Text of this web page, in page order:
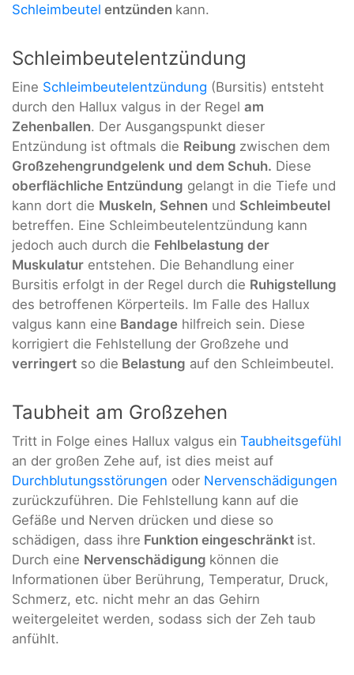
Schleimbeutel entzünden kann.
Schleimbeutelentzündung
Eine Schleimbeutelentzündung (Bursitis) entsteht
durch den Hallux valgus in der Regel am
Zehenballen. Der Ausgangspunkt dieser
Entzündung ist oftmals die Reibung zwischen dem
Großzehengrundgelenk und dem Schuh. Diese
oberflächliche Entzündung gelangt in die Tiefe und
kann dort die Muskeln, Sehnen und Schleimbeutel
betreffen. Eine Schleimbeutelentzündung kann
jedoch auch durch die Fehlbelastung der
Muskulatur entstehen. Die Behandlung einer
Bursitis erfolgt in der Regel durch die Ruhigstellung
des betroffenen Körperteils. Im Falle des Hallux
valgus kann eine Bandage hilfreich sein. Diese
korrigiert die Fehlstellung der Großzehe und
verringert so die Belastung auf den Schleimbeutel.
Taubheit am Großzehen
Tritt in Folge eines Hallux valgus ein Taubheitsgefühl
an der großen Zehe auf, ist dies meist auf
Durchblutungsstörungen oder Nervenschädigungen
zurückzuführen. Die Fehlstellung kann auf die
Gefäße und Nerven drücken und diese so
schädigen, dass ihre Funktion eingeschränkt ist.
Durch eine Nervenschädigung können die
Informationen über Berührung, Temperatur, Druck,
Schmerz, etc. nicht mehr an das Gehirn
weitergeleitet werden, sodass sich der Zeh taub
anfühlt.